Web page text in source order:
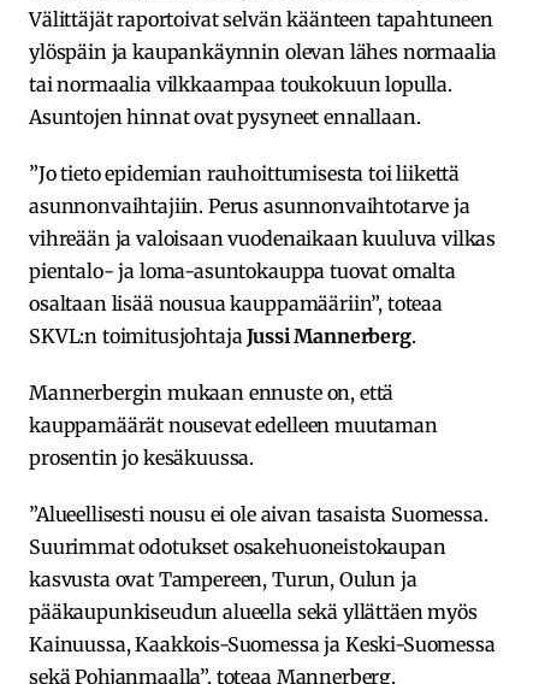
Välittäjät raportoivat selvän käänteen tapahtuneen
ylöspäin ja kaupankäynnin olevan lähes normaalia
tai normaalia vilkkaampaa toukokuun lopulla.
Asuntojen hinnat ovat pysyneet ennallaan.
”Jo tieto epidemian rauhoittumisesta toi liikettä
asunnonvaihtajiin. Perus asunnonvaihtotarve ja
vihreään ja valoisaan vuodenaikaan kuuluva vilkas
pientalo- ja loma-asuntokauppa tuovat omalta
osaltaan lisää nousua kauppamääriin”, toteaa
SKVL:n toimitusjohtajaJussi Mannerberg.
Mannerbergin mukaan ennuste on, että
kauppamäärät nousevat edelleen muutaman
prosentin jo kesäkuussa.
”Alueellisesti nousu ei ole aivan tasaista Suomessa.
Suurimmat odotukset osakehuoneistokaupan
kasvusta ovat Tampereen, Turun, Oulun ja
pääkaupunkiseudun alueella sekä yllättäen myös
Kainuussa, Kaakkois-Suomessa ja Keski-Suomessa
sekä Pohjanmaalla”, toteaa Mannerberg.